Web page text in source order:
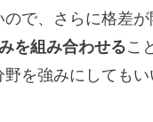
ので、さらに格差が
を組み合わせるこ
野を強みにしても